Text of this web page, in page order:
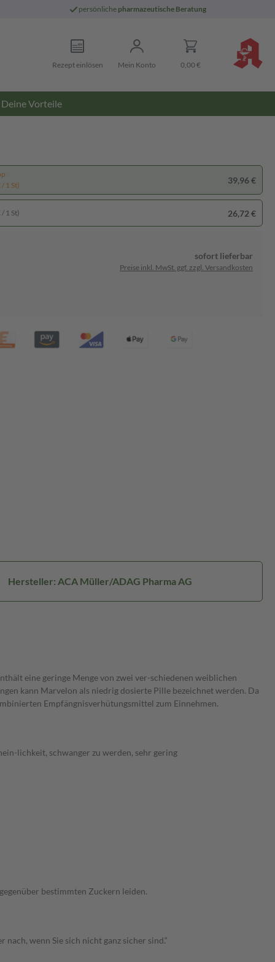
persönliche pharmazeutische Beratung
Rezept einlösen Mein Konto 0,00 €
Deine Vorteile
1 St)
39,96 €
1 St) 26,72 €
sofort lieferbar
Preise inkl. MwSt. ggf. zzgl. Versandkosten
Hersteller: ACA Müller/ADAG Pharma AG
eine geringe Menge von zwei ver-schiedenen weiblichen
kann Marvelon als niedrig dosierte Pille bezeichnet werden. Da
Empfängnisverhütungsmittel zum Einnehmen.
lichkeit, schwanger zu werden, sehr gering
bestimmten Zuckern leiden.
wenn Sie sich nicht ganz sicher sind.“